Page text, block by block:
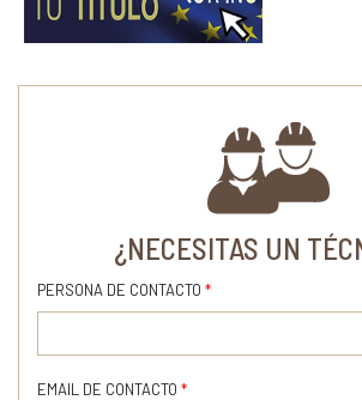
¿NECESITAS UN
PERSONA DE CONTACTO *
EMAIL DE CONTACTO *